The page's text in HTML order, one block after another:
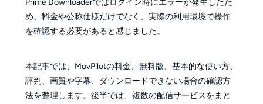
め、料金や公称仕様だけでなく、実際の利用環境で操作
を確認する必要があると感じました。
本記事では、MovPilotの料金、無料版、基本的な使い方、
評判、画質や字幕、ダウンロードできない場合の確認方
法を整理します。後半では、複数の配信サービスをまと